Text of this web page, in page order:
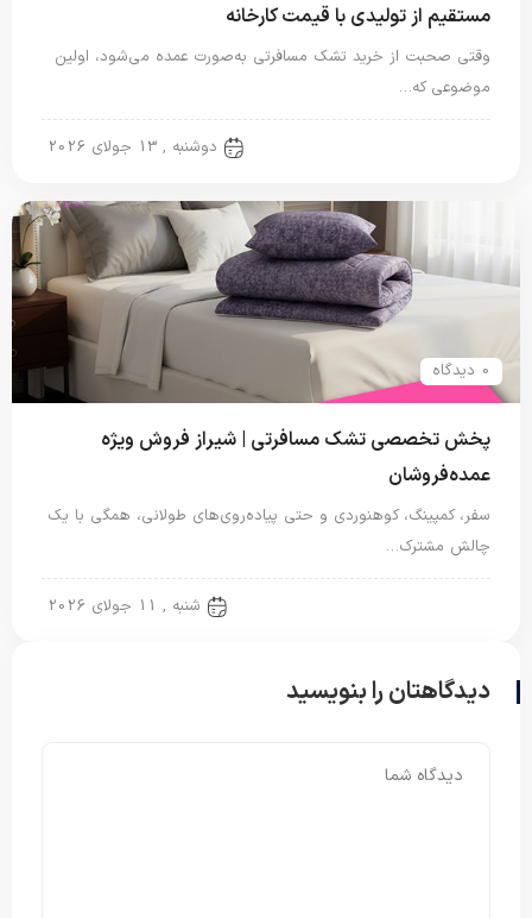
مستقیم از تولیدی با قیمت کارخانه
وقتی صحبت از خرید تشک مسافرتی به‌صورت عمده می‌شود، اولین
موضوعی که…
دوشنبه , 13 جولای 2026
0 دیدگاه
پخش تخصصی تشک مسافرتی | شیراز فروش ویژه
عمده‌فروشان
سفر، کمپینگ، کوهنوردی و حتی پیاده‌روی‌های طولانی، همگی با یک
چالش مشترک…
شنبه , 11 جولای 2026
دیدگاهتان را بنویسید